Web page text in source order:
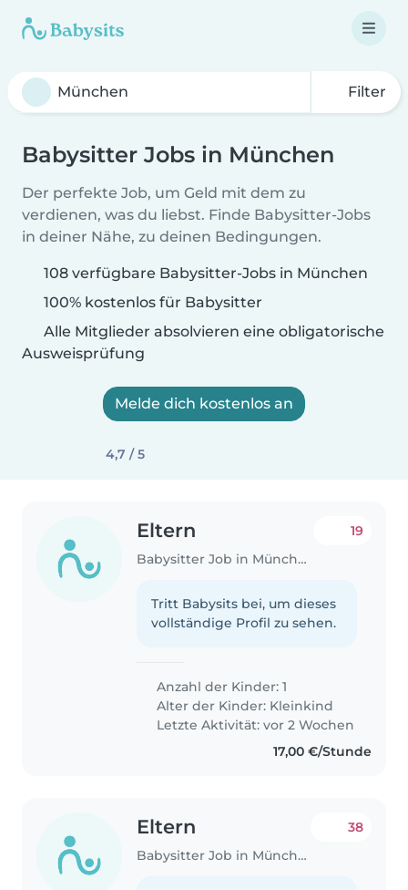
Filter
Babysitter Jobs in München
Der perfekte Job, um Geld mit dem zu
verdienen, was du liebst. Finde Babysitter-Jobs
in deiner Nähe, zu deinen Bedingungen.
108 verfügbare Babysitter-Jobs in München
100% kostenlos für Babysitter
Alle Mitglieder absolvieren eine obligatorische
Ausweisprüfung
Melde dich kostenlos an
4,7 / 5
Eltern
Babysitter Job in München
19
Tritt Babysits bei, um dieses
vollständige Profil zu sehen.
Anzahl der Kinder: 1
Alter der Kinder: Kleinkind
Letzte Aktivität: vor 2 Wochen
17,00 €/Stunde
Eltern
Babysitter Job in München
38